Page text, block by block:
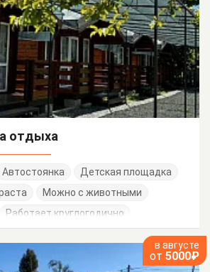
отдыха
Автостоянка
Детская площадка
Можно с животными
Работает круглогодично
в августе
от 5000₽